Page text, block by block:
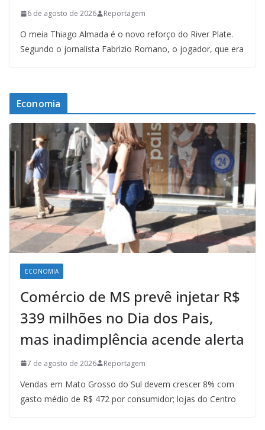
6 de agosto de 2026 Reportagem
O meia Thiago Almada é o novo reforço do River Plate.
Segundo o jornalista Fabrizio Romano, o jogador, que era
Economia
ECONOMIA
Comércio de MS prevê injetar R$
339 milhões no Dia dos Pais,
mas inadimplência acende alerta
7 de agosto de 2026 Reportagem
Vendas em Mato Grosso do Sul devem crescer 8% com
gasto médio de R$ 472 por consumidor; lojas do Centro